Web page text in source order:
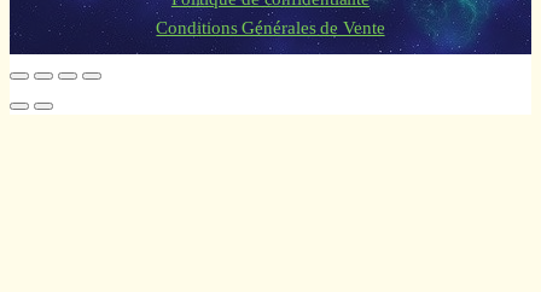
Conditions Générales de Vente